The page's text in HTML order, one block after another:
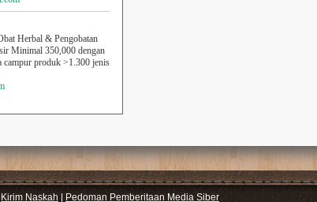
Herbal & Pengobatan
Minimal 350,000 dengan
campur produk >1.300 jenis
Kirim Naskah Pedoman Pemberitaan Media Siber